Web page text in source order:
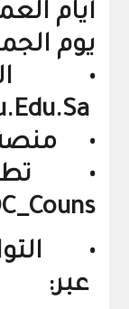
أيام
يوم
•
SOC_Couns@ksu.edu.sa .
•
•
•
عبر: